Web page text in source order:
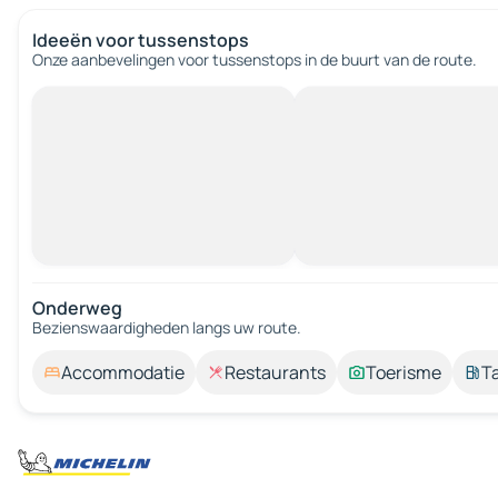
Ideeën voor tussenstops
Onze aanbevelingen voor tussenstops in de buurt van de route.
Onderweg
Bezienswaardigheden langs uw route.
Accommodatie Restaurants Toerisme